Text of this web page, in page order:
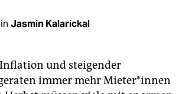
Jasmin Kalarickal
und steigender
immer mehr Mie­te­r*in­nen